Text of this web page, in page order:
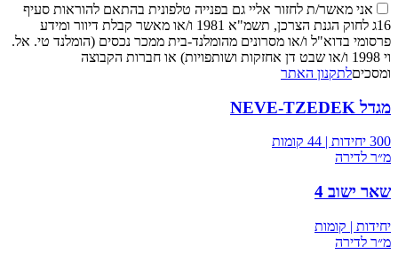
אני מאשר/ת לחזור אליי גם בפנייה טלפונית בהתאם להוראות סעיף
16ג לחוק הגנת הצרכן, תשמ"א 1981 ו/או מאשר קבלת דיוור ומידע
פרסומי בדוא"ל ו/או מסרונים מהומלנד-בית ממכר נכסים (הומלנד טי. אל.
וי 1998 ו/או שבט דן אחזקות ושותפויות) או חברות הקבוצה
ומסכיםלתקנון האתר
מגדל NEVE-TZEDEK
300 יחידות | 44 קומות
מ״ר לדירה
שאר ישוב 4
יחידות | קומות
מ״ר לדירה